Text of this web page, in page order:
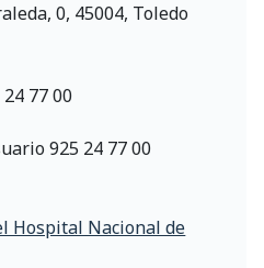
0, 45004, Toledo
77 00
925 24 77 00
Hospital Nacional de